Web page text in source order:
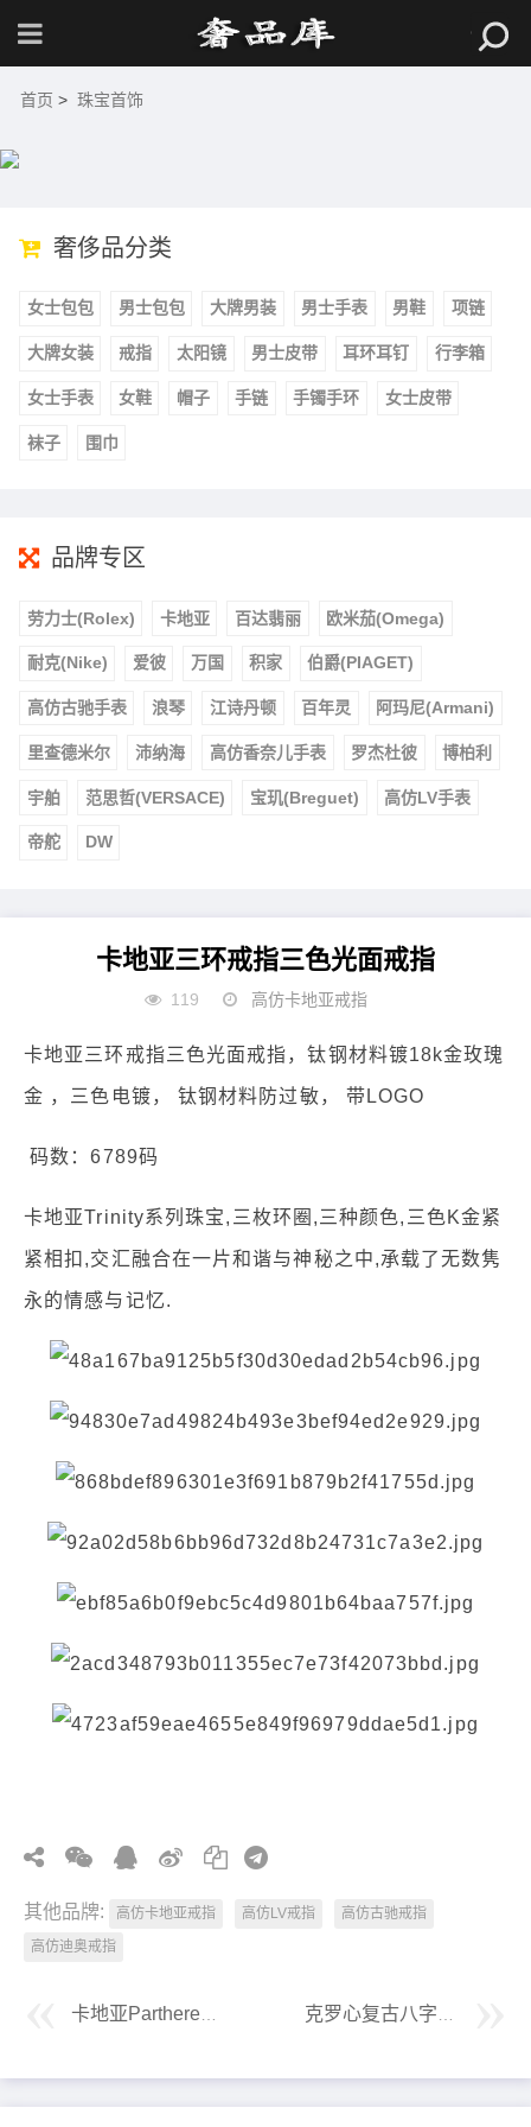
首页 > 珠宝首饰
奢侈品分类
女士包包 男士包包 大牌男装 男士手表 男鞋 项链
大牌女装 戒指 太阳镜 男士皮带 耳环耳钉 行李箱
女士手表 女鞋 帽子 手链 手镯手环 女士皮带
袜子 围巾
品牌专区
劳力士(Rolex) 卡地亚 百达翡丽 欧米茄(Omega)
耐克(Nike) 爱彼 万国 积家 伯爵(PIAGET)
高仿古驰手表 浪琴 江诗丹顿 百年灵 阿玛尼(Armani)
里查德米尔 沛纳海 高仿香奈儿手表 罗杰杜彼 博柏利
宇舶 范思哲(VERSACE) 宝玑(Breguet) 高仿LV手表
帝舵 DW
卡地亚三环戒指三色光面戒指
119 高仿卡地亚戒指
卡地亚三环戒指三色光面戒指，钛钢材料镀18k金玫瑰
金 ，三色电镀， 钛钢材料防过敏， 带LOGO
码数：6789码
卡地亚Trinity系列珠宝,三枚环圈,三种颜色,三色K金紧
紧相扣,交汇融合在一片和谐与神秘之中,承载了无数隽
永的情感与记忆.
其他品牌: 高仿卡地亚戒指 高仿LV戒指
高仿古驰戒指
高仿迪奥戒指